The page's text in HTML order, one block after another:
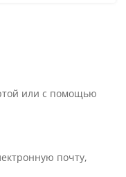
или с помощью
почту,